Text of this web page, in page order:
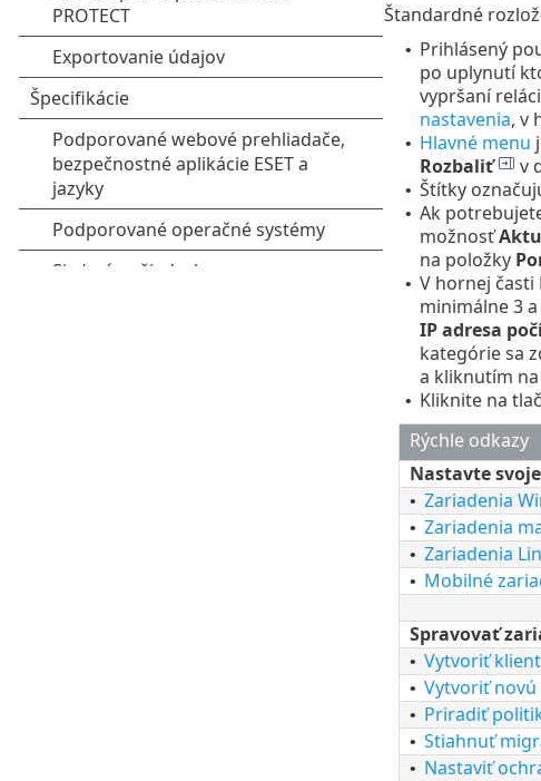
Štandardné
• Prihlásený
po uplynutí
vypršaní
nastavenia, v
• Hlavné menu
Rozbaliť
v
• Štítky
• Ak
možnosť
na položky
• V hornej časti
minimálne 3
IP adresa
kategórie sa
a kliknutím
• Kliknite na
Rýchle odkazy
Nastavte
• Zariadenia
• Zariadenia
• Zariadenia
• Mobilné
Spravovať
• Vytvoriť
• Vytvoriť
• Priradiť
• Stiahnuť
• Nastaviť